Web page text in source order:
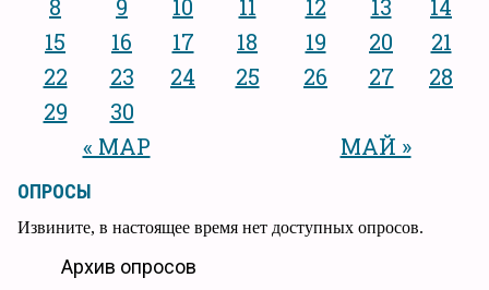
« МАР МАЙ »
8
9 10 11 12 13
14
15
16 17 18 19 20
21
22
23 24 25 26 27
28
29
30
ОПРОСЫ
Извините, в настоящее время нет доступных опросов.
Архив опросов